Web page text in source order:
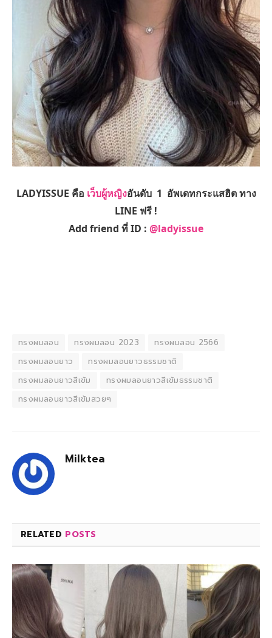
LADYISSUE คือ เว็บผู้หญิงอันดับ 1 อัพเดทกระแสฮิต ทาง
LINE ฟรี !
Add friend ที่ ID : @ladyissue
ทรงผมลอน ทรงผมลอน 2023
ทรงผมลอน 2566
ทรงผมลอนยาว
ทรงผมลอนยาวธรรมชาติ
ทรงผมลอนยาวสีเข้ม
ทรงผมลอนยาวสีเข้มธรรมชาติ
ทรงผมลอนยาวสีเข้มสวยๆ
Milktea
RELATED POSTS